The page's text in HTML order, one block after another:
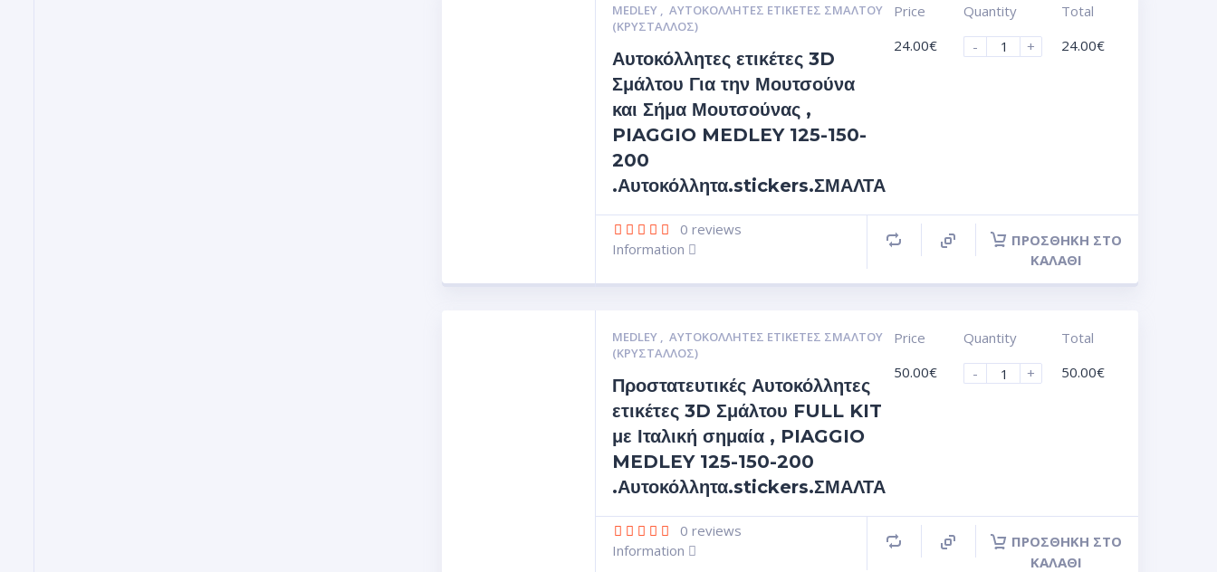
MEDLEY ,ΑΥΤΟΚΌΛΛΗΤΕΣ ΕΤΙΚΈΤΕΣ ΣΜΆΛΤΟΥ
(ΚΡΥΣΤΑΛΛΟΣ)
Αυτοκόλλητες ετικέτες 3D
Σμάλτου Για την Μουτσούνα
και Σήμα Μουτσούνας ,
PIAGGIO MEDLEY 125-150-
200
.Αυτοκόλλητα.stickers.ΣΜΑΛΤΑ
Price
24.00€
Quantity
-
+
Total
24.00€
0 reviews
Information
ΠΡΟΣΘΉΚΗ ΣΤΟ
ΚΑΛΆΘΙ
MEDLEY ,ΑΥΤΟΚΌΛΛΗΤΕΣ ΕΤΙΚΈΤΕΣ ΣΜΆΛΤΟΥ
(ΚΡΥΣΤΑΛΛΟΣ)
Προστατευτικές Αυτοκόλλητες
ετικέτες 3D Σμάλτου FULL KIT
με Ιταλική σημαία , PIAGGIO
MEDLEY 125-150-200
.Αυτοκόλλητα.stickers.ΣΜΑΛΤΑ
Price
50.00€
Quantity
-
+
Total
50.00€
0 reviews
Information
ΠΡΟΣΘΉΚΗ ΣΤΟ
ΚΑΛΆΘΙ